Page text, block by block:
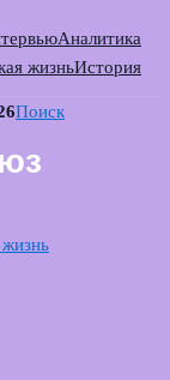
Аналитика
жизньИстория
Поиск